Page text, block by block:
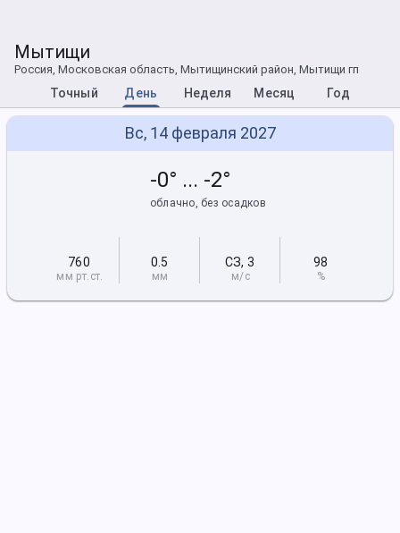
Мытищи
Россия, Московская область, Мытищинский район, Мытищи гп
Точный День Неделя Месяц Год
Вс, 14 февраля 2027
-0° ... -2°
облачно, без осадков
760
мм рт.ст.
0.5
мм
СЗ, 3
м/с
98
%